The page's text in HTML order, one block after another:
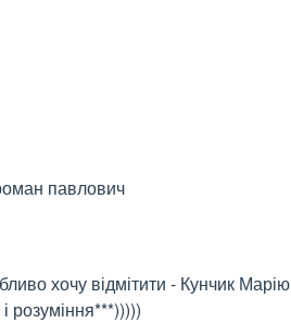
павлович
хочу відмітити - Кунчик Марію
розуміння***)))))